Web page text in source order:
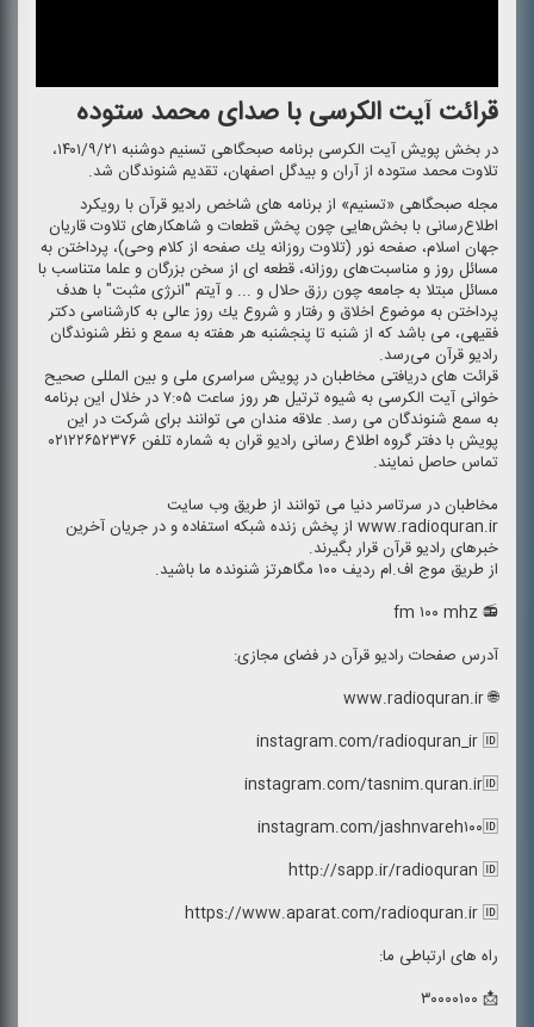
قرائت آیت الكرسی با صدای محمد ستوده
در بخش پویش آیت الكرسی برنامه صبحگاهی تسنیم دوشنبه ۱۴۰۱/۹/۲۱،
تلاوت محمد ستوده از آران و بیدگل اصفهان، تقدیم شنوندگان شد.
مجله صبحگاهی «تسنیم» از برنامه های شاخص رادیو قرآن با رویكرد
اطلاع‌رسانی با بخش‌هایی چون پخش قطعات و شاهكارهای تلاوت قاریان
جهان اسلام، صفحه نور (تلاوت روزانه یك صفحه از كلام وحی)، پرداختن به
مسائل روز و مناسبت‌های روزانه، قطعه ای از سخن بزرگان و علما متناسب با
مسائل مبتلا به جامعه چون رزق حلال و ... و آیتم "انرژی مثبت" با هدف
پرداختن به موضوع اخلاق و رفتار و شروع یك روز عالی به كارشناسی دكتر
فقیهی، می باشد كه از شنبه تا پنجشنبه هر هفته به سمع و نظر شنوندگان
رادیو قرآن می‌رسد.
قرائت های دریافتی مخاطبان در پویش سراسری ملی و بین المللی صحیح
خوانی آیت الكرسی به شیوه ترتیل هر روز ساعت ۷:۰۵ در خلال این برنامه
به سمع شنوندگان می رسد. علاقه مندان می توانند برای شركت در این
پویش با دفتر گروه اطلاع رسانی رادیو قران به شماره تلفن ۰۲۱۲۲۶۵۲۳۷۶
تماس حاصل نمایند.
مخاطبان در سرتاسر دنیا می توانند از طریق وب سایت
www.radioquran.ir از پخش زنده شبكه استفاده و در جریان آخرین
خبرهای رادیو قرآن قرار بگیرند.
از طریق موج اف.ام ردیف ۱۰۰ مگاهرتز شنونده ما باشید.
📻 fm ۱۰۰ mhz
آدرس صفحات رادیو قرآن در فضای مجازی:
🌐 www.radioquran.ir
instagram.com/radioquran_ir 🆔
instagram.com/tasnim.quran.ir🆔
instagram.com/jashnvareh۱۰۰🆔
http://sapp.ir/radioquran 🆔
https://www.aparat.com/radioquran.ir 🆔
راه های ارتباطی ما:
📩 ۳۰۰۰۰۱۰۰